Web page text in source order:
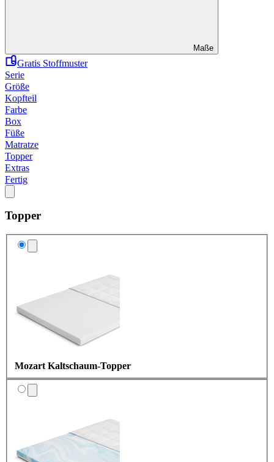
Maße
Gratis Stoffmuster
Serie
Größe
Kopfteil
Farbe
Box
Füße
Matratze
Topper
Extras
Fertig
Topper
Mozart Kaltschaum-Topper